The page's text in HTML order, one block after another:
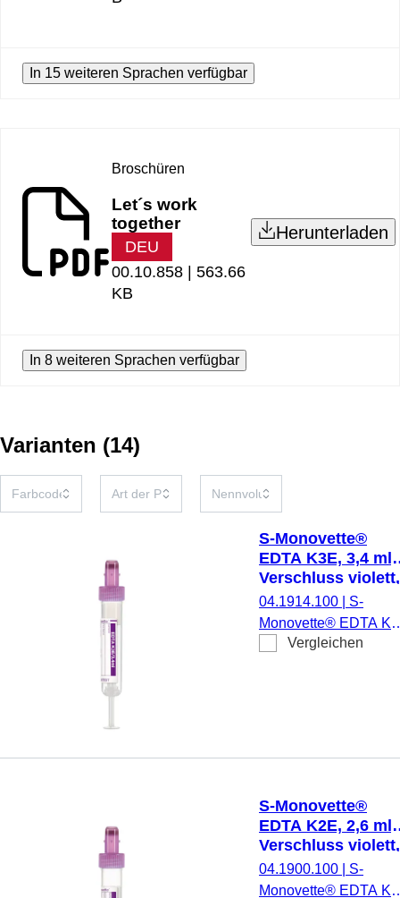
In 15 weiteren Sprachen verfügbar
Broschüren
Let´s work
together
DEU
00.10.858 | 563.66
KB
Herunterladen
In 8 weiteren Sprachen verfügbar
Varianten (14)
S-Monovette®
EDTA K3E, 3,4 ml,
Verschluss violett,
(LxØ): 65 x 13
mit Papieretikett
04.1914.100
S-
Monovette® EDTA
Präparierung: K3
Etikett/Druck: violett,
Stück/Karton, steril
Vergleichen
S-Monovette®
EDTA K2E, 2,6 ml,
Verschluss violett,
(LxØ): 65 x 13
mit Papieretikett
04.1900.100
S-
Monovette® EDTA